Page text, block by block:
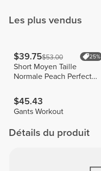
Les plus vendus
$39.75$53.00 25%
Short Moyen Taille
Normale Peach Perfect
$45.43
Gants Workout
Détails du produit